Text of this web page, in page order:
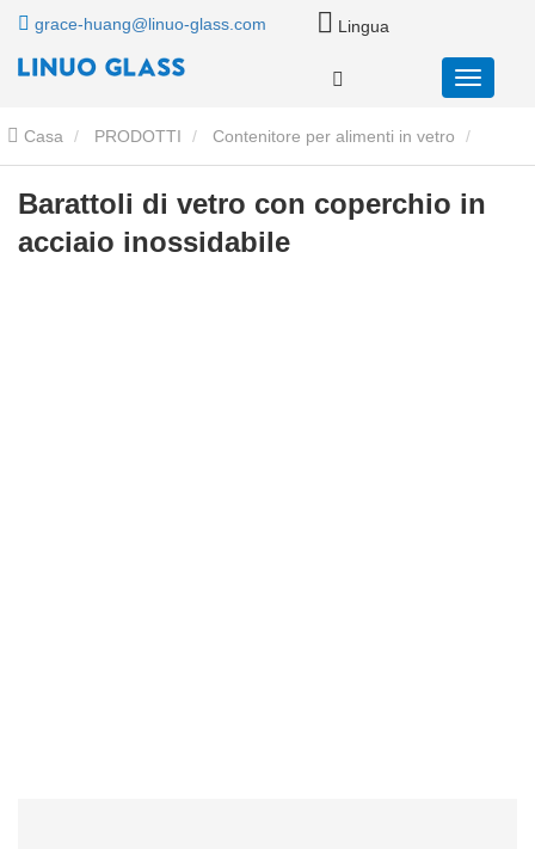
grace-huang@linuo-glass.com Lingua
Casa PRODOTTI Contenitore per alimenti in vetro
Barattolo di vetro con coperchio in acciaio inossidabile
vetro con coperchio in acciaio inossidabile
Barattoli di vetro con coperchio in
acciaio inossidabile